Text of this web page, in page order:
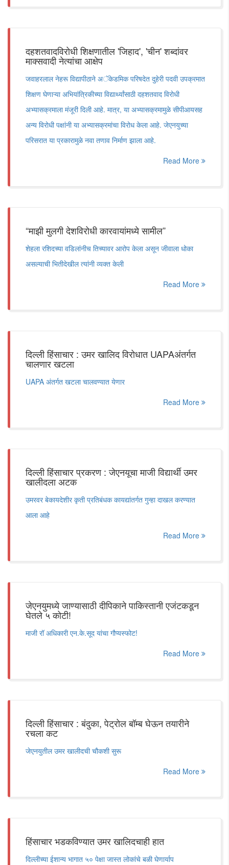
दहशतवादविरोधी शिक्षणातील 'जिहाद', 'चीन' शब्दांवर
माक्सवादी नेत्यांचा आक्षेप
जवाहरलाल नेहरू विद्यापीठाने अॅकेडमिक परिषदेत दुहेरी पदवी उपक्रमात
शिक्षण घेणाऱ्या अभियांत्रिकीच्या विद्यार्थ्यांसाठी दहशतवाद विरोधी
अभ्यासक्रमाला मंजूरी दिली आहे. मात्र, या अभ्यासक्रमामुळे सीपीआयसह
अन्य विरोधी पक्षांनी या अभ्यासक्रमांचा विरोध केला आहे. जेएनयुच्या
परिसरात या प्रकारामुळे नवा तणाव निर्माण झाला आहे.
Read More
“माझी मुलगी देशविरोधी कारवायांमध्ये सामील”
शेहला रशिदच्या वडिलांनीच तिच्यावर आरोप केला असून जीवाला धोका
असल्याची भितीदेखील त्यांनी व्यक्त केली
Read More
दिल्ली हिंसाचार : उमर खालिद विरोधात UAPAअंतर्गत
चालणार खटला
UAPA अंतर्गत खटला चालवण्यात येणार
Read More
दिल्ली हिंसाचार प्रकरण : जेएनयूचा माजी विद्यार्थी उमर
खालीदला अटक
उमरवर बेकायदेशीर कृती प्रतिबंधक कायद्यांतर्गत गुन्हा दाखल करण्यात
आला आहे
Read More
जेएनयुमध्ये जाण्यासाठी दीपिकाने पाकिस्तानी एजंटकडून
घेतले ५ कोटी!
माजी रॉ अधिकारी एन.के.सूद यांचा गौप्यस्फोट!
Read More
दिल्ली हिंसाचार : बंदुका, पेट्रोल बॉम्ब घेऊन तयारीने
रचला कट
जेएनयुतील उमर खालीदची चौकशी सुरू
Read More
हिंसाचार भडकविण्यात उमर खालिदचाही हात
दिल्लीच्या ईशान्य भागात ५० पेक्षा जास्त लोकांचे बळी घेणार्याप